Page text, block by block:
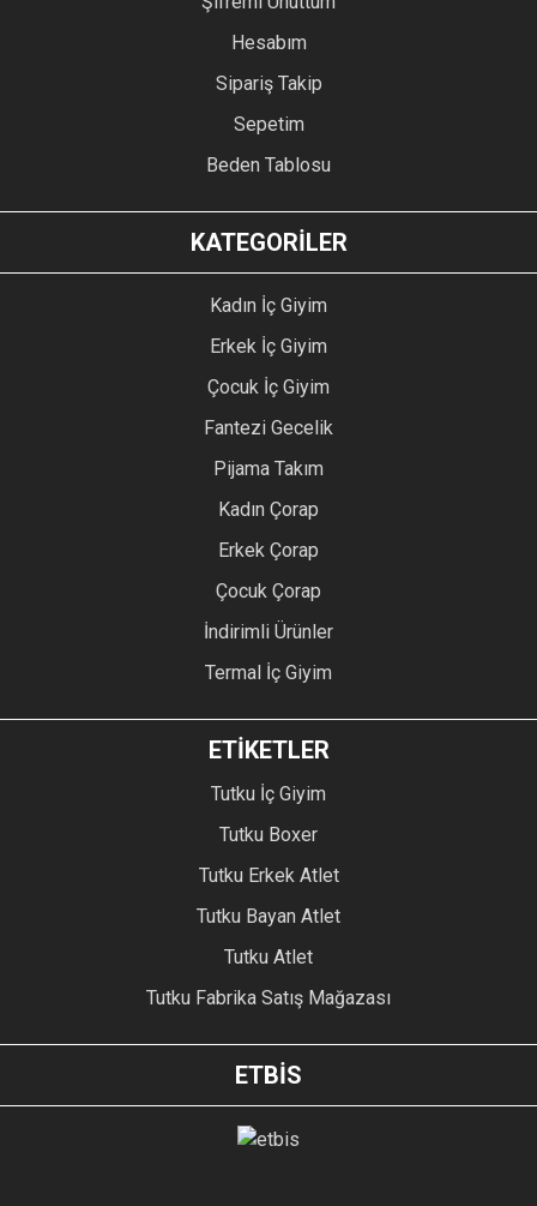
Hesabım
Sipariş Takip
Sepetim
Beden Tablosu
KATEGORİLER
Kadın İç Giyim
Erkek İç Giyim
Çocuk İç Giyim
Fantezi Gecelik
Pijama Takım
Kadın Çorap
Erkek Çorap
Çocuk Çorap
İndirimli Ürünler
Termal İç Giyim
ETİKETLER
Tutku İç Giyim
Tutku Boxer
Tutku Erkek Atlet
Tutku Bayan Atlet
Tutku Atlet
Tutku Fabrika Satış Mağazası
ETBİS